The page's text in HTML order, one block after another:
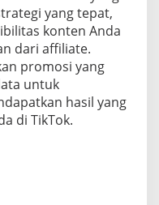
yang tepat,
konten Anda
dari affiliate.
promosi yang
untuk
hasil yang
di TikTok.